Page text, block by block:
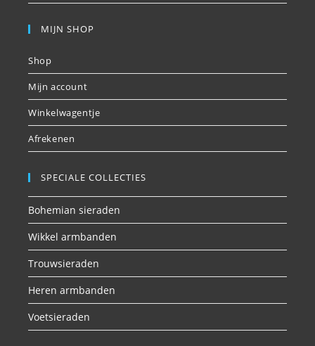
MIJN SHOP
Shop
Mijn account
Winkelwagentje
Afrekenen
SPECIALE COLLECTIES
Bohemian sieraden
Wikkel armbanden
Trouwsieraden
Heren armbanden
Voetsieraden